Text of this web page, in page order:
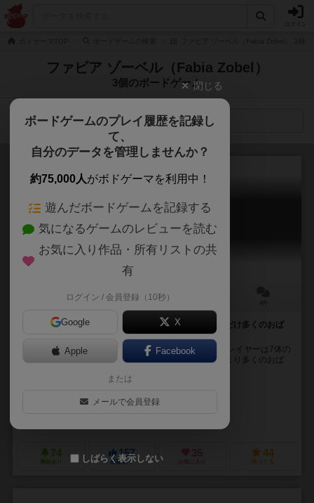
ファビア ゾーベル（Fabia Zobel）
3個のボードゲーム
検索メニュー
おばけの時計
Geisteruhr
5～15分
魔法にかけられた時計の針に振り落とされずにできるだけ多くのおば
ゲーム自体はかなり簡単なアクションゲームです。 プレイヤーは7体の
おばけを時計の上においていき、ラウンドの終了時により多くのおば
ファビア・ゾーベル（Fabia Zobel）
74
興味あり
157
経験あり
35
お気に入り
44
持ってる
閉じる
ボードゲームのプレイ履歴を記録し
て、
自分のデータを管理しませんか？
約75,000人がボドゲーマを利用中！
遊んだボードゲームを記録する
気になるゲームのレビューを読む
お気に入り作品・所有リストの共
有
ログイン / 会員登録（10秒）
Google X
Apple Facebook
または
メールで会員登録
しばらく表示しない